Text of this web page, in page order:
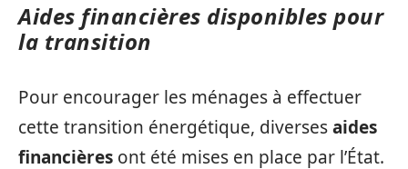
Aides financières disponibles pour
la transition
Pour encourager les ménages à effectuer
cette transition énergétique, diversesaides
financières ont été mises en place par l’État.